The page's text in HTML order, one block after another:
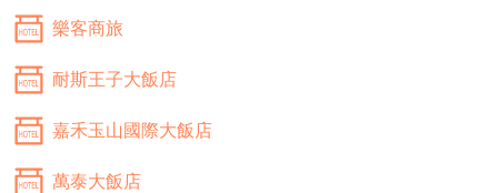
樂客商旅
耐斯王子大飯店
嘉禾玉山國際大飯店
萬泰大飯店